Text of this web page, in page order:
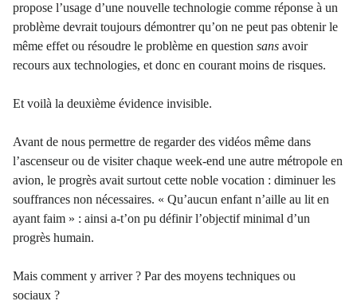
propose l’usage d’une nouvelle technologie comme réponse à un
problème devrait toujours démontrer qu’on ne peut pas obtenir le
même effet ou résoudre le problème en question sans avoir
recours aux technologies, et donc en courant moins de risques.
Et voilà la deuxième évidence invisible.
Avant de nous permettre de regarder des vidéos même dans
l’ascenseur ou de visiter chaque week-end une autre métropole en
avion, le progrès avait surtout cette noble vocation : diminuer les
souffrances non nécessaires. « Qu’aucun enfant n’aille au lit en
ayant faim » : ainsi a-t’on pu définir l’objectif minimal d’un
progrès humain.
Mais comment y arriver ? Par des moyens techniques ou
sociaux ?